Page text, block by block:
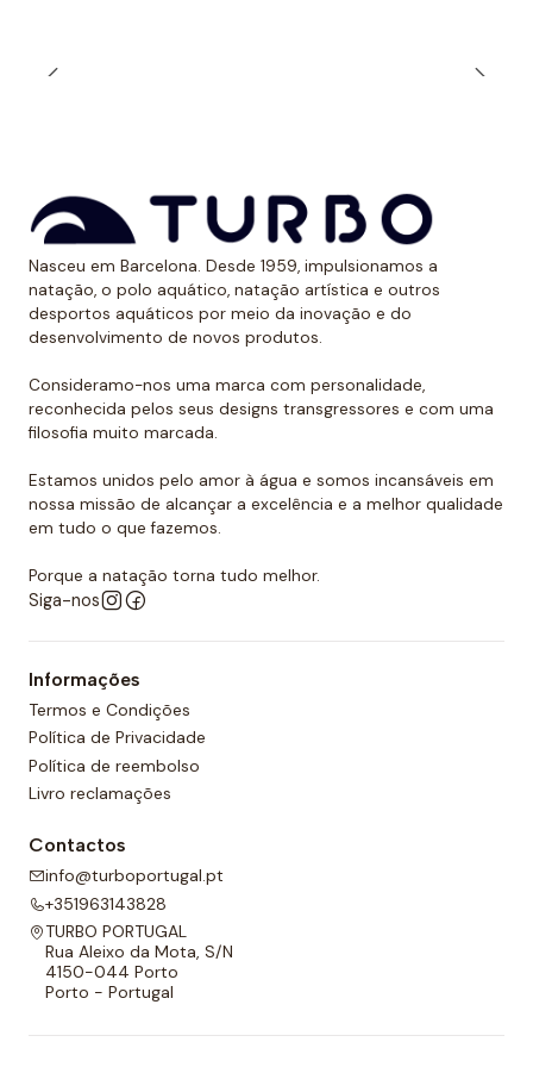
solares. Dessa forma, evitam ter uma marca óbvia
habitual. No caso de compará-lo com o fato de banho
de alça larga Turbo, sugerimos optar por um tamanho
menor, já que eles são um pouco maiores.
Nasceu em Barcelona. Desde 1959, impulsionamos a
natação, o polo aquático, natação artística e outros
desportos aquáticos por meio da inovação e do
desenvolvimento de novos produtos.
Consideramo-nos uma marca com personalidade,
reconhecida pelos seus designs transgressores e com uma
filosofia muito marcada.
Estamos unidos pelo amor à água e somos incansáveis em
nossa missão de alcançar a excelência e a melhor qualidade
em tudo o que fazemos.
Porque a natação torna tudo melhor.
Siga-nos
Informações
Termos e Condições
Política de Privacidade
Política de reembolso
Livro reclamações
Contactos
info@turboportugal.pt
+351963143828
TURBO PORTUGAL
Rua Aleixo da Mota, S/N
4150-044 Porto
Porto - Portugal